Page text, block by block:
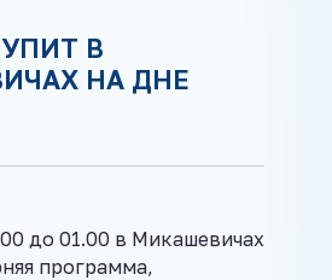
В
НА ДНЕ
до 01.00 в Микашевичах
программа,